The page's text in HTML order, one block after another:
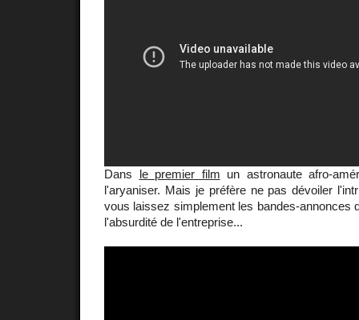
Dans le premier film un astronaute afro-
l'aryaniser. Mais je préfère ne pas dévoiler
vous laissez simplement les bandes-annonces
l'absurdité de l'entreprise...